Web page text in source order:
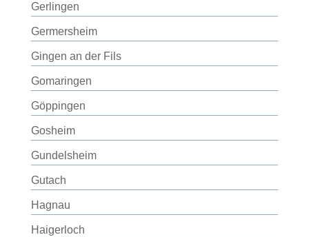
Gerlingen
Germersheim
Gingen an der Fils
Gomaringen
Göppingen
Gosheim
Gundelsheim
Gutach
Hagnau
Haigerloch